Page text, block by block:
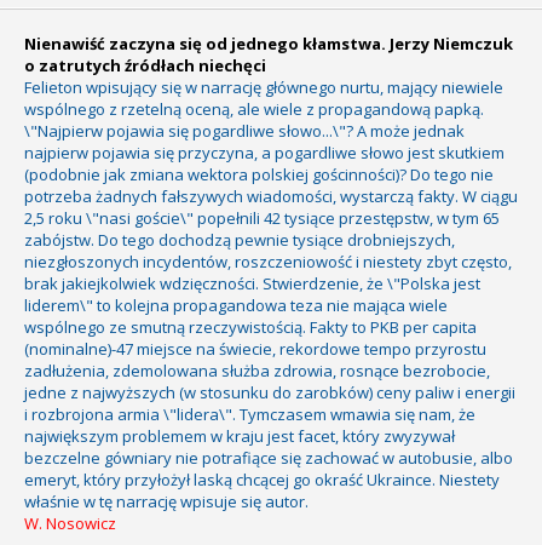
Nienawiść zaczyna się od jednego kłamstwa. Jerzy Niemczuk
o zatrutych źródłach niechęci
Felieton wpisujący się w narrację głównego nurtu, mający niewiele
wspólnego z rzetelną oceną, ale wiele z propagandową papką.
\"Najpierw pojawia się pogardliwe słowo...\"? A może jednak
najpierw pojawia się przyczyna, a pogardliwe słowo jest skutkiem
(podobnie jak zmiana wektora polskiej gościnności)? Do tego nie
potrzeba żadnych fałszywych wiadomości, wystarczą fakty. W ciągu
2,5 roku \"nasi goście\" popełnili 42 tysiące przestępstw, w tym 65
zabójstw. Do tego dochodzą pewnie tysiące drobniejszych,
niezgłoszonych incydentów, roszczeniowość i niestety zbyt często,
brak jakiejkolwiek wdzięczności. Stwierdzenie, że \"Polska jest
liderem\" to kolejna propagandowa teza nie mająca wiele
wspólnego ze smutną rzeczywistością. Fakty to PKB per capita
(nominalne)-47 miejsce na świecie, rekordowe tempo przyrostu
zadłużenia, zdemolowana służba zdrowia, rosnące bezrobocie,
jedne z najwyższych (w stosunku do zarobków) ceny paliw i energii
i rozbrojona armia \"lidera\". Tymczasem wmawia się nam, że
największym problemem w kraju jest facet, który zwyzywał
bezczelne gówniary nie potrafiące się zachować w autobusie, albo
emeryt, który przyłożył laską chcącej go okraść Ukraince. Niestety
właśnie w tę narrację wpisuje się autor.
W. Nosowicz